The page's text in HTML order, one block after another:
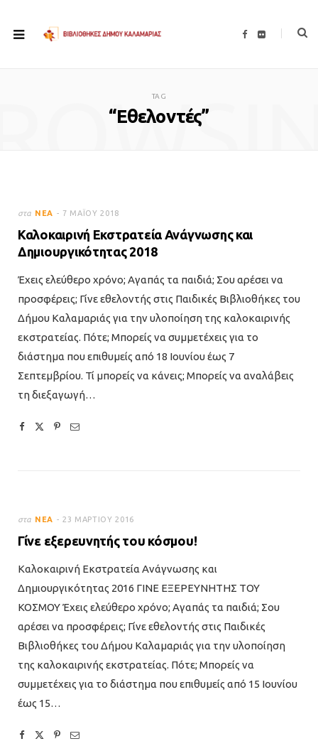
F
F
TAG
“Εθελοντές”
στα ΝΈΑ 7 ΜΑΪ́ΟΥ 2018
Καλοκαιρινή Εκστρατεία Ανάγνωσης και
Δημιουργικότητας 2018
Έχεις ελεύθερο χρόνο; Αγαπάς τα παιδιά; Σου αρέσει να
προσφέρεις; Γίνε εθελοντής στις Παιδικές Βιβλιοθήκες του
Δήμου Καλαμαριάς για την υλοποίηση της καλοκαιρινής
εκστρατείας. Πότε; Μπορείς να συμμετέχεις για το
διάστημα που επιθυμείς από 18 Ιουνίου έως 7
Σεπτεμβρίου. Τί μπορείς να κάνεις; Μπορείς να αναλάβεις
τη διεξαγωγή…
στα ΝΈΑ 23 ΜΑΡΤΊΟΥ 2016
Γίνε εξερευνητής του κόσμου!
Καλοκαιρινή Εκστρατεία Ανάγνωσης και
Δημιουργικότητας 2016 ΓΙΝΕ ΕΞΕΡΕΥΝΗΤΗΣ ΤΟΥ
ΚΟΣΜΟΥ Έχεις ελεύθερο χρόνο; Αγαπάς τα παιδιά; Σου
αρέσει να προσφέρεις; Γίνε εθελοντής στις Παιδικές
Βιβλιοθήκες του Δήμου Καλαμαριάς για την υλοποίηση
της καλοκαιρινής εκστρατείας. Πότε; Μπορείς να
συμμετέχεις για το διάστημα που επιθυμείς από 15 Ιουνίου
έως 15…